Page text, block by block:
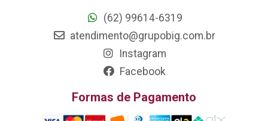
(62) 99614-6319
atendimento@grupobig.com.br
Instagram
Facebook
Formas de Pagamento